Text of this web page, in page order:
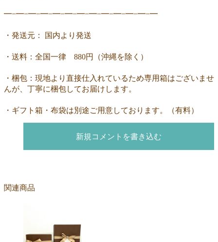
━−━−━−━−━−━−━−━−━−━−━−━−━
・発送元： 国内より発送
・送料：全国一律 880円（沖縄を除く）
・梱包：現地より直接仕入れているため専用箱はございませ
んが、丁寧に梱包してお届けします。
・ギフト箱・布袋は別途ご用意しております。（有料）
新規コメントを書き込む
関連商品